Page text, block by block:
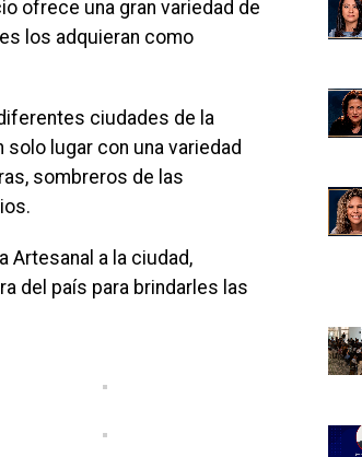
ofrece una gran variedad de
los adquieran como
ciudades de la
lugar con una variedad
sombreros de las
Artesanal a la ciudad,
del país para brindarles las